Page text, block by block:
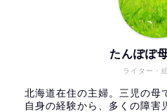
ライター・
たんぽぽ
北海道在住の主婦。三児の母
自身の経験から、多くの障害